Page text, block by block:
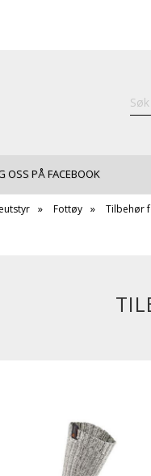
OSS PÅ FACEBOOK
Fottøy Tilbehør